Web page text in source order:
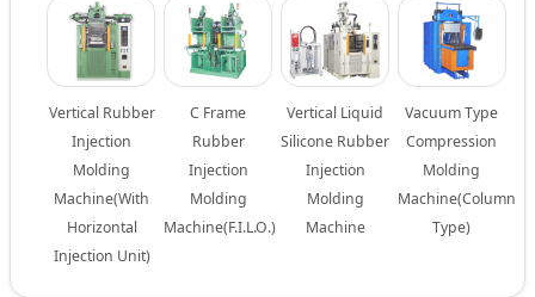
Vertical Rubber
Injection
Molding
Machine(With
Horizontal
Injection Unit)
C Frame
Rubber
Injection
Molding
Machine(F.I.L.O.)
Vertical Liquid
Silicone Rubber
Injection
Molding
Machine
Vacuum Type
Compression
Molding
Machine(Column
Type)